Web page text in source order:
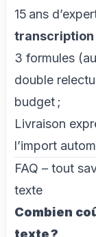
15 ans
transcription
3 formules
double
budget ;
Livraison
l’import
FAQ – tout
texte
Combien
texte ?